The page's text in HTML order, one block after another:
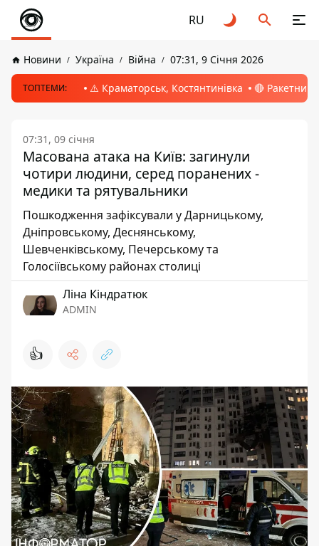
RU
Новини Україна Війна 07:31, 9 Січня 2026
ТОПТЕМИ: ⚠️ Краматорськ, Костянтинівка 🔴 Ракетний
07:31, 09 січня
Масована атака на Київ: загинули
чотири людини, серед поранених -
медики та рятувальники
Пошкодження зафіксували у Дарницькому,
Дніпровському, Деснянському,
Шевченківському, Печерському та
Голосіївському районах столиці
Ліна Кіндратюк
ADMIN
👍